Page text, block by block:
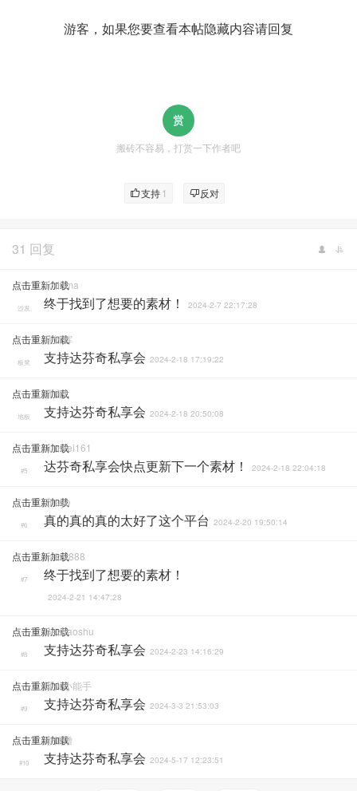
游客，如果您要查看本帖隐藏内容请回复
搬砖不容易，打赏一下作者吧
支持1 反对
31 回复
点击重新加载
Toddma
沙发 终于找到了想要的素材！ 2024-2-7 22:17:28
点击重新加载
薛辉辉
板凳 支持达芬奇私享会 2024-2-18 17:19:22
点击重新加载
胖虎1
地板 支持达芬奇私享会 2024-2-18 20:50:08
点击重新加载
Junwei161
#5 达芬奇私享会快点更新下一个素材！ 2024-2-18 22:04:18
点击重新加载
Zhuye
#6 真的真的真的太好了这个平台 2024-2-20 19:50:14
点击重新加载
Faker888
#7 终于找到了想要的素材！
2024-2-21 14:47:28
点击重新加载Gezhaoshu
#8 支持达芬奇私享会 2024-2-23 14:16:29
点击重新加载爆火小能手
#9 支持达芬奇私享会 2024-3-3 21:53:03
点击重新加载
海仙僧
#10 支持达芬奇私享会 2024-5-17 12:23:51